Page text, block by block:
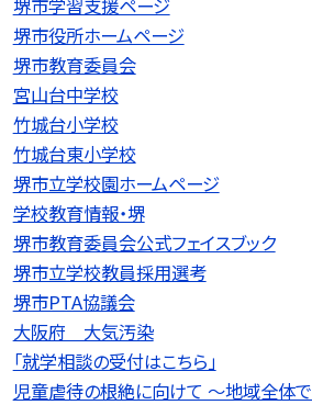
堺市役所ホームページ
堺市教育委員会
宮山台中学校
竹城台小学校
竹城台東小学校
堺市立学校園ホームページ
学校教育情報・堺
堺市教育委員会公式フェイスブック
堺市立学校教員採用選考
堺市PTA協議会
大阪府 大気汚染
「就学相談の受付はこちら」
児童虐待の根絶に向けて 〜地域全体